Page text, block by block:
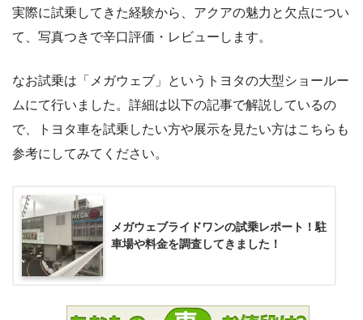
実際に試乗してきた経験から、アクアの魅力と欠点につい
て、写真つきで辛口評価・レビューします。
なお試乗は「メガウェブ」というトヨタの大型ショールー
ムにて行いました。詳細は以下の記事で解説しているの
で、トヨタ車を試乗したい方や展示を見たい方はこちらも
参考にしてみてください。
メガウェブライドワンの試乗レポート！駐
車場や料金を調査してきました！